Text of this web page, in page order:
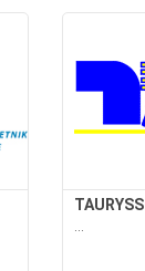
TAURYSS
...